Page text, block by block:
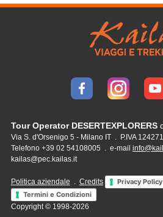
Tour Operator DESERTEXPLORERS
Via S. d'Orsenigo 5 - Milano IT . P.IVA
Telefono +39 02 54108005 . e-mail
kailas@pec.kailas.it
Politica aziendale Credits Privacy Policy
Termini e Condizioni
Copyright © 1998-2026